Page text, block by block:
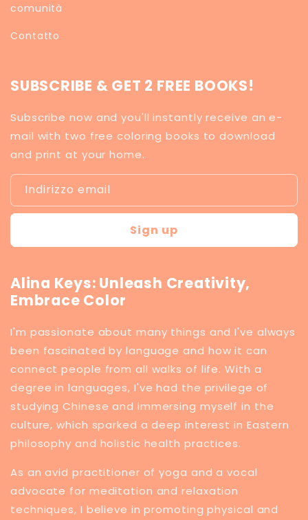
comunità
Contatto
SUBSCRIBE & GET 2 FREE BOOKS!
Subscribe now and you'll instantly receive an e-
mail with two free coloring books to download
and print at your home.
Indirizzo email
Sign up
Alina Keys: Unleash Creativity,
Embrace Color
I'm passionate about many things and I've always
been fascinated by language and how it can
connect people from all walks of life. With a
degree in languages, I've had the privilege of
studying Chinese and immersing myself in the
culture, which sparked a deep interest in Eastern
philosophy and holistic health practices.
​As an avid practitioner of yoga and a vocal
advocate for meditation and relaxation
techniques, I believe in promoting physical and